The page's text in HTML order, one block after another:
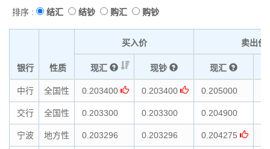
排序 : 结汇 结钞 购汇 购钞
银行 性质
买入价 卖出价
现汇 现钞 现汇
中行 全国性 0.203400 0.203400 0.205000
交行 全国性 0.203300 0.203300 0.204900
宁波 地方性 0.203296 0.203296 0.204275